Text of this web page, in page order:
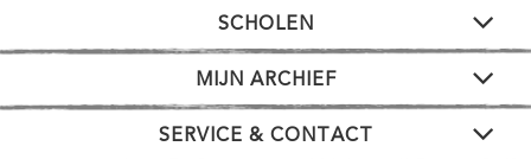
SCHOLEN
MIJN ARCHIEF
SERVICE & CONTACT